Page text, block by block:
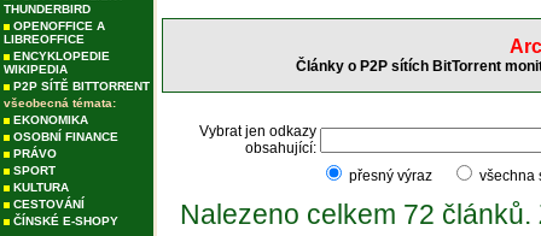
THUNDERBIRD
OPENOFFICE A
LIBREOFFICE
ENCYKLOPEDIE
WIKIPEDIA
P2P SÍTĚ BITTORRENT
všeobecná témata:
EKONOMIKA
OSOBNÍ FINANCE
PRÁVO
SPORT
KULTURA
CESTOVÁNÍ
ČÍNSKÉ E-SHOPY
Články o P2P sítích BitTorrent
Vybrat jen odkazy
obsahující:
přesný výraz
Nalezeno celkem 72